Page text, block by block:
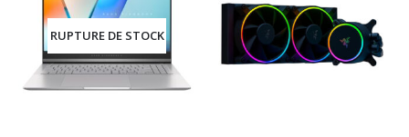
RUPTURE DE STOCK